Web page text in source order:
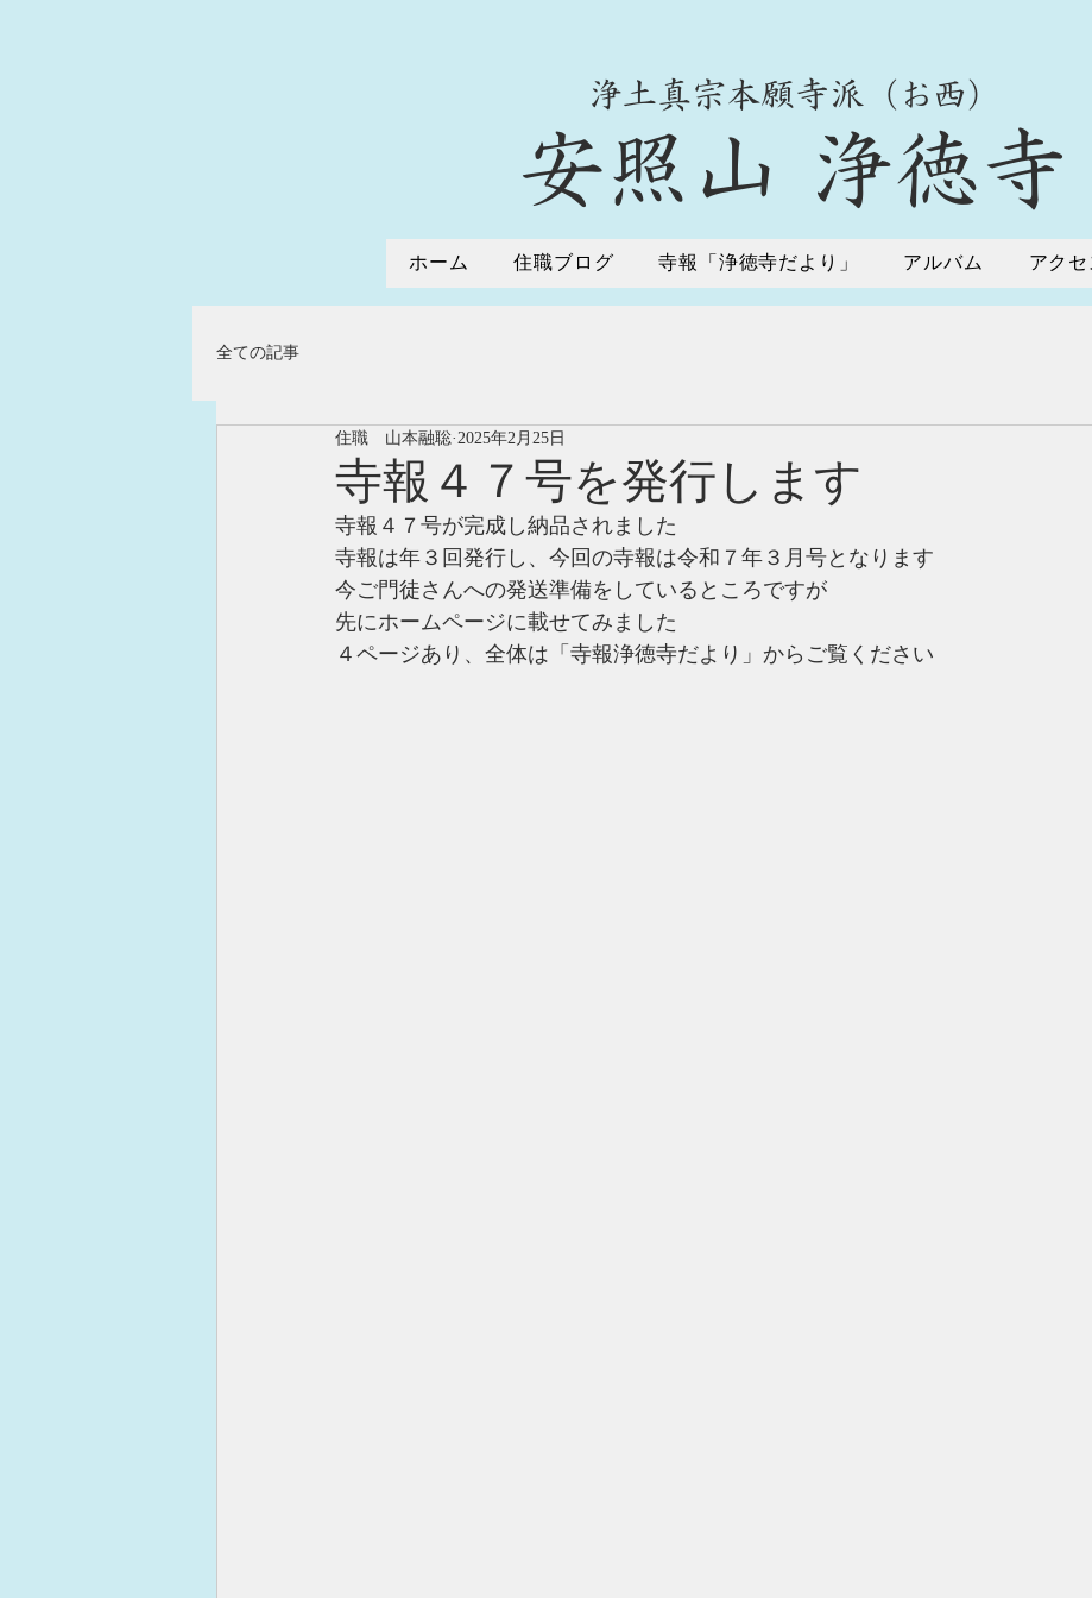
​浄土真宗本願寺派（お西）
​安照山 浄徳寺
ホーム 住職ブログ 寺報「浄徳寺だより」 アルバム アク
全ての記事
寺報４７号を発行します
住職 山本融聡 2025年2月25日
寺報４７号が完成し納品されました
寺報は年３回発行し、今回の寺報は令和７年３月号となります
今ご門徒さんへの発送準備をしているところですが
先にホームページに載せてみました
４ページあり、全体は「寺報浄徳寺だより」からご覧ください